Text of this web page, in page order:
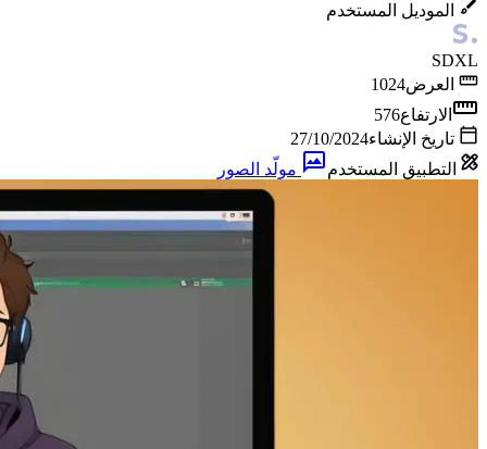
الموديل المستخدم
SDXL
العرض1024
الارتفاع576
تاريخ الإنشاء27/10/2024
التطبيق المستخدم
مولّد الصور